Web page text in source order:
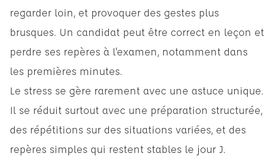
regarder loin, et provoquer des gestes plus
brusques. Un candidat peut être correct en leçon et
perdre ses repères à l’examen, notamment dans
les premières minutes.
Le stress se gère rarement avec une astuce unique.
Il se réduit surtout avec une préparation structurée,
des répétitions sur des situations variées, et des
repères simples qui restent stables le jour J.